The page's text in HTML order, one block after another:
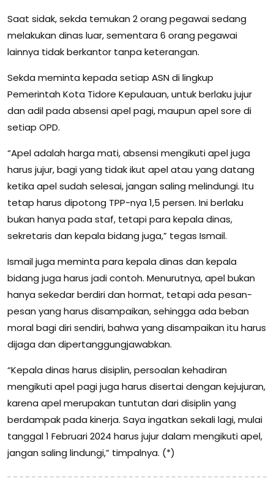
Saat sidak, sekda temukan 2 orang pegawai sedang
melakukan dinas luar, sementara 6 orang pegawai
lainnya tidak berkantor tanpa keterangan.
Sekda meminta kepada setiap ASN di lingkup
Pemerintah Kota Tidore Kepulauan, untuk berlaku jujur
dan adil pada absensi apel pagi, maupun apel sore di
setiap OPD.
“Apel adalah harga mati, absensi mengikuti apel juga
harus jujur, bagi yang tidak ikut apel atau yang datang
ketika apel sudah selesai, jangan saling melindungi. Itu
tetap harus dipotong TPP-nya 1,5 persen. Ini berlaku
bukan hanya pada staf, tetapi para kepala dinas,
sekretaris dan kepala bidang juga,” tegas Ismail.
Ismail juga meminta para kepala dinas dan kepala
bidang juga harus jadi contoh. Menurutnya, apel bukan
hanya sekedar berdiri dan hormat, tetapi ada pesan-
pesan yang harus disampaikan, sehingga ada beban
moral bagi diri sendiri, bahwa yang disampaikan itu harus
dijaga dan dipertanggungjawabkan.
“Kepala dinas harus disiplin, persoalan kehadiran
mengikuti apel pagi juga harus disertai dengan kejujuran,
karena apel merupakan tuntutan dari disiplin yang
berdampak pada kinerja. Saya ingatkan sekali lagi, mulai
tanggal 1 Februari 2024 harus jujur dalam mengikuti apel,
jangan saling lindungi,” timpalnya. (*)